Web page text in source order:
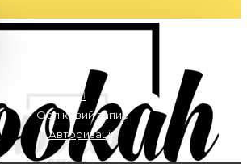
Обліковий запис
Авторизація